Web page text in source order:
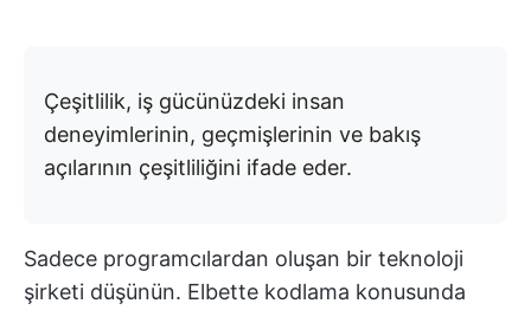
Çeşitlilik, iş gücünüzdeki insan
deneyimlerinin, geçmişlerinin ve bakış
açılarının çeşitliliğini ifade eder.
Sadece programcılardan oluşan bir teknoloji
şirketi düşünün. Elbette kodlama konusunda